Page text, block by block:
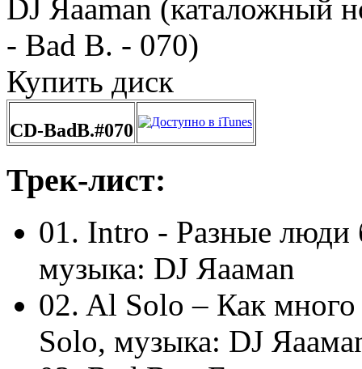
Купить диск
CD-BadB.#070
Трек-лист:
01. Intro - Разные
музыка: DJ Яaaмаn
02. Al Solo – Как
Solo, музыка: DJ